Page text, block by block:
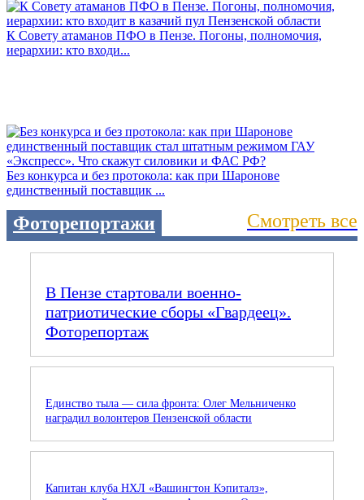
К Совету атаманов ПФО в Пензе. Погоны, полномочия,
иерархии: кто входи...
Без конкурса и без протокола: как при Шаронове
единственный поставщик ...
Фоторепортажи Смотреть все
В Пензе стартовали военно-
патриотические сборы «Гвардеец».
Фоторепортаж
Единство тыла — сила фронта: Олег Мельниченко
наградил волонтеров Пензенской области
Капитан клуба НХЛ «Вашингтон Кэпиталз»,